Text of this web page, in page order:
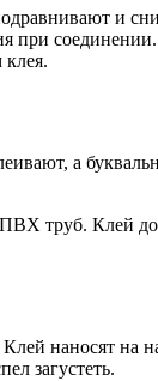
и
при соединении.
а
труб. Клей
наносят
загустеть.